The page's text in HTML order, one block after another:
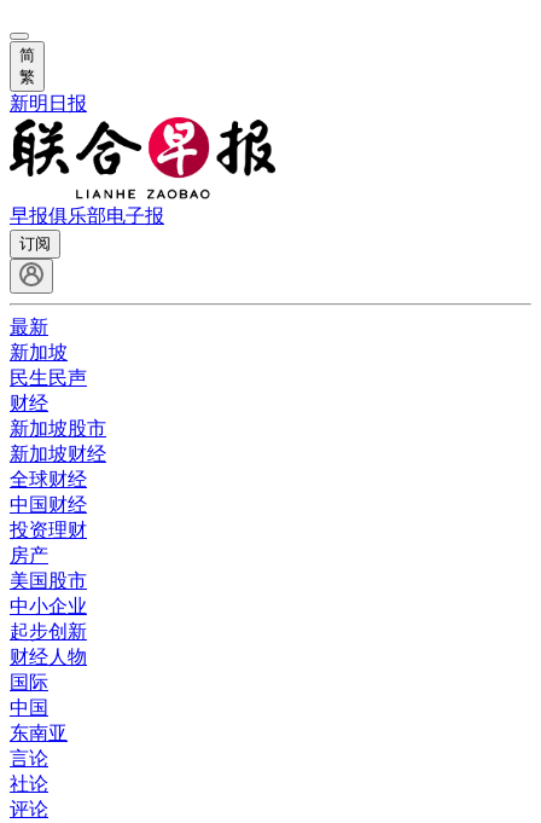
简
繁
新明日报
早报俱乐部电子报
订阅
最新
新加坡
民生民声
财经
新加坡股市
新加坡财经
全球财经
中国财经
投资理财
房产
美国股市
中小企业
起步创新
财经人物
国际
中国
东南亚
言论
社论
评论